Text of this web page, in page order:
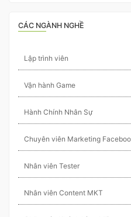
CÁC NGÀNH NGHỀ
Lập trình viên
Vận hành Game
Hành Chính Nhân Sự
Chuyên viên Marketing
Nhân viên Tester
Nhân viên Content MKT